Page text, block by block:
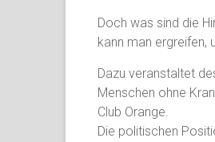
Doch was sind die
kann man ergreifen,
Dazu veranstaltet
Menschen ohne
Club Orange.
Die politischen